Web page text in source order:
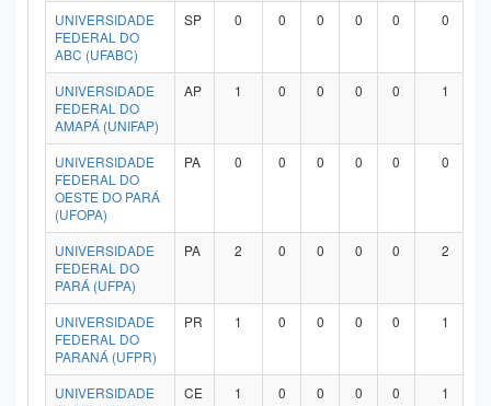
UNIVERSIDADE
FEDERAL DO
ABC (UFABC)
SP 0 0 0 0 0 0
UNIVERSIDADE
FEDERAL DO
AMAPÁ (UNIFAP)
AP 1 0 0 0 0 1
UNIVERSIDADE
FEDERAL DO
OESTE DO PARÁ
(UFOPA)
PA 0 0 0 0 0 0
UNIVERSIDADE
FEDERAL DO
PARÁ (UFPA)
PA 2 0 0 0 0 2
UNIVERSIDADE
FEDERAL DO
PARANÁ (UFPR)
PR 1 0 0 0 0 1
UNIVERSIDADE
CE 1 0 0 0 0 1